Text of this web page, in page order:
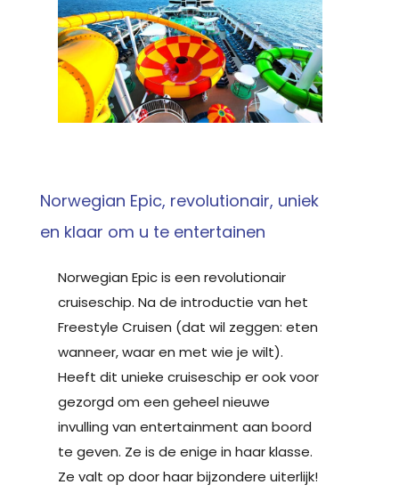
Norwegian Epic, revolutionair, uniek
en klaar om u te entertainen
Norwegian Epic is een revolutionair
cruiseschip. Na de introductie van het
Freestyle Cruisen (dat wil zeggen: eten
wanneer, waar en met wie je wilt).
Heeft dit unieke cruiseschip er ook voor
gezorgd om een geheel nieuwe
invulling van entertainment aan boord
te geven. Ze is de enige in haar klasse.
Ze valt op door haar bijzondere uiterlijk!